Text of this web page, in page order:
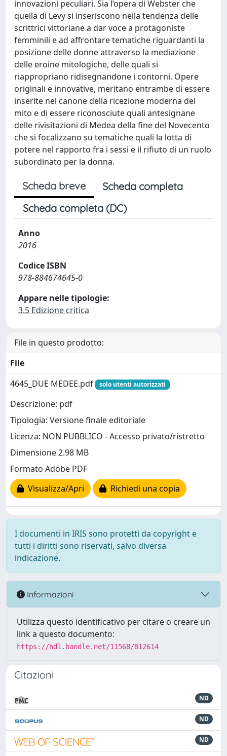
innovazioni peculiari. Sia l’opera di Webster che
quella di Levy si inseriscono nella tendenza delle
scrittrici vittoriane a dar voce a protagoniste
femminili e ad affrontare tematiche riguardanti la
posizione delle donne attraverso la mediazione
delle eroine mitologiche, delle quali si
riappropriano ridisegnandone i contorni. Opere
originali e innovative, meritano entrambe di essere
inserite nel canone della ricezione moderna del
mito e di essere riconosciute quali antesignane
delle rivisitazioni di Medea della fine del Novecento
che si focalizzano su tematiche quali la lotta di
potere nel rapporto fra i sessi e il rifiuto di un ruolo
subordinato per la donna.
Scheda breve
Scheda completa
Scheda completa (DC)
Anno
2016
Codice ISBN
978-884674645-0
Appare nelle tipologie:
3.5 Edizione critica
File in questo prodotto:
File
4645_DUE MEDEE.pdf
solo utenti autorizzati
Descrizione: pdf
Tipologia: Versione finale editoriale
Licenza: NON PUBBLICO - Accesso privato/ristretto
Dimensione 2.98 MB
Formato Adobe PDF
Visualizza/Apri
Richiedi una copia
I documenti in IRIS sono protetti da copyright e
tutti i diritti sono riservati, salvo diversa
indicazione.
Informazioni
Utilizza questo identificativo per citare o creare un
link a questo documento:
https://hdl.handle.net/11568/812614
Citazioni
ND
ND
ND